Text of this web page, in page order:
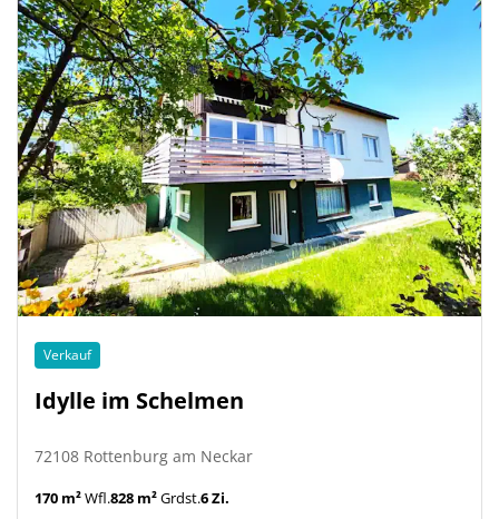
Verkauf
Idylle im Schelmen
72108 Rottenburg am Neckar
170 m²Wfl.828 m²Grdst.6 Zi.